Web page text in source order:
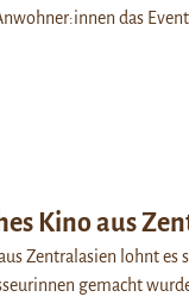
das
Kino aus
Zentralasien lohnt es
gemacht